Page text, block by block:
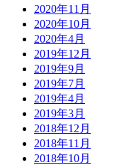
2020年11月
2020年10月
2020年4月
2019年12月
2019年9月
2019年7月
2019年4月
2019年3月
2018年12月
2018年11月
2018年10月